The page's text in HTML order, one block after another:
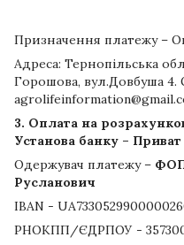
Призначення платежу –
Адреса: Тернопільська
Горошова, вул.Довбуша 4.
3. Оплата на
Установа банку –
Одержувач платежу – ФОП
Русланович
IBAN -
РНОКПП/ЄДРПОУ -